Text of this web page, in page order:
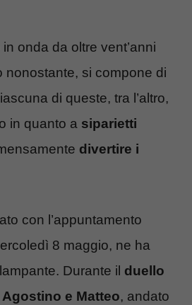
onda da oltre vent’anni
nonostante, si compone di
di queste, tra l’altro,
in quanto a siparietti
divertire i
con l’appuntamento
8 maggio, ne ha
Durante il duello
e Matteo, andato